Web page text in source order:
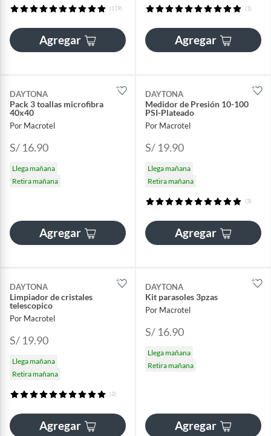
(119)
Agregar
(1)
Agregar
DAYTONA
Pack 3 toallas microfibra
40x40
Por Macrotel
S/ 16.90
Llega mañana
Retira mañana
Agregar
DAYTONA
Medidor de Presión 10-100
PSI-Plateado
Por Macrotel
S/ 19.90
Llega mañana
Retira mañana
(3)
Agregar
DAYTONA
Limpiador de cristales
telescopico
Por Macrotel
S/ 19.90
Llega mañana
Retira mañana
(2)
Agregar
DAYTONA
Kit parasoles 3pzas
Por Macrotel
S/ 16.90
Llega mañana
Retira mañana
Agregar